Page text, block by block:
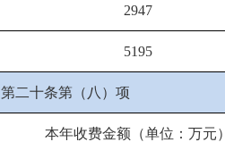
2947
5195
第二十条第（八）项
本年收费金额（单位：万元）